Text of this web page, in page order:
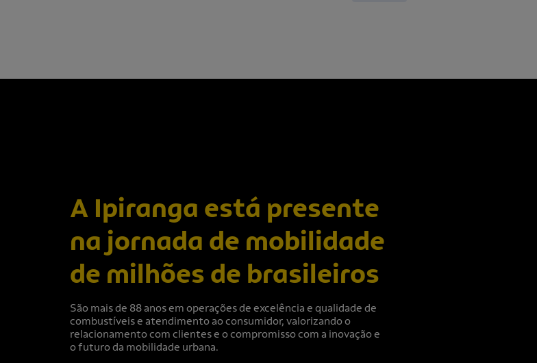
A Ipiranga está presente
na jornada de mobilidade
de milhões de brasileiros
São mais de 88 anos em operações de excelência e qualidade de
combustíveis e atendimento ao consumidor, valorizando o
relacionamento com clientes e o compromisso com a inovação e
o futuro da mobilidade urbana.